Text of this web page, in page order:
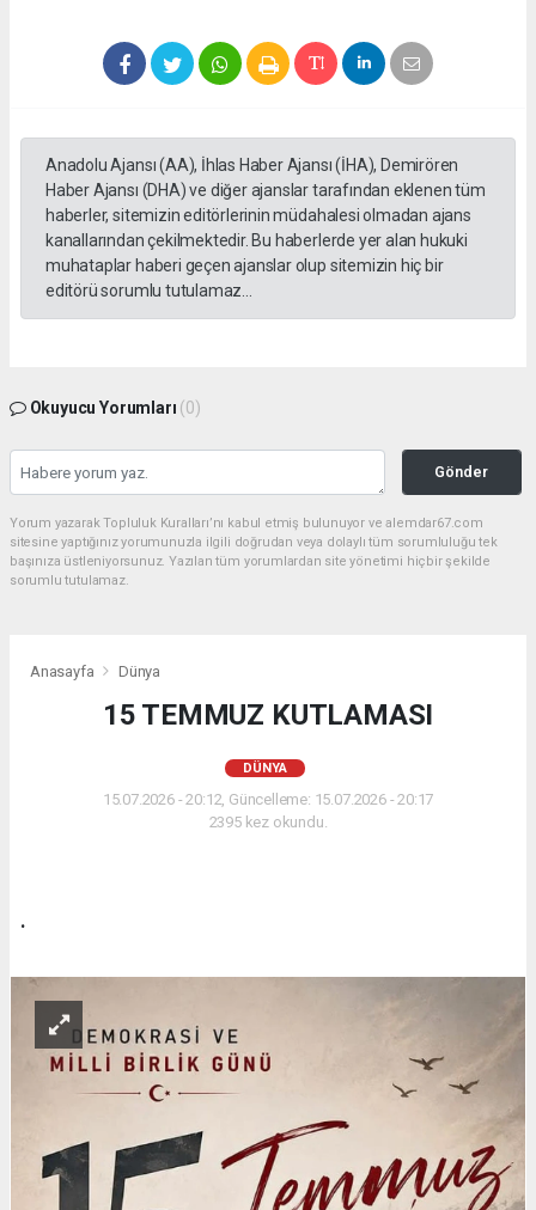
Anadolu Ajansı (AA), İhlas Haber Ajansı (İHA), Demirören
Haber Ajansı (DHA) ve diğer ajanslar tarafından eklenen tüm
haberler, sitemizin editörlerinin müdahalesi olmadan ajans
kanallarından çekilmektedir. Bu haberlerde yer alan hukuki
muhataplar haberi geçen ajanslar olup sitemizin hiç bir
editörü sorumlu tutulamaz...
Okuyucu Yorumları (0)
Gönder
Yorum yazarak Topluluk Kuralları’nı kabul etmiş bulunuyor ve alemdar67.com
sitesine yaptığınız yorumunuzla ilgili doğrudan veya dolaylı tüm sorumluluğu tek
başınıza üstleniyorsunuz. Yazılan tüm yorumlardan site yönetimi hiçbir şekilde
sorumlu tutulamaz.
Anasayfa Dünya
15 TEMMUZ KUTLAMASI
DÜNYA
15.07.2026 - 20:12, Güncelleme: 15.07.2026 - 20:17
2395 kez okundu.
.